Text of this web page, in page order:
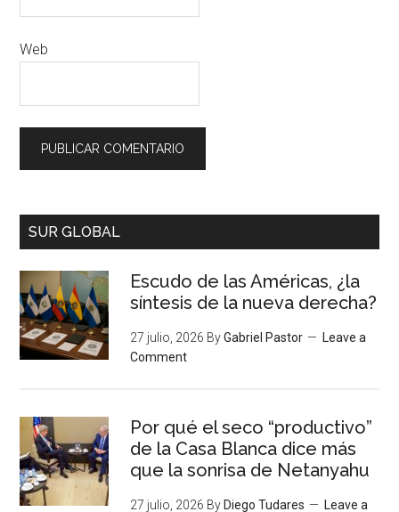
Web
SUR GLOBAL
Escudo de las Américas, ¿la
síntesis de la nueva derecha?
27 julio, 2026 ByGabriel Pastor
Leave a
Comment
Por qué el seco “productivo”
de la Casa Blanca dice más
que la sonrisa de Netanyahu
27 julio, 2026 By Diego Tudares Leave a